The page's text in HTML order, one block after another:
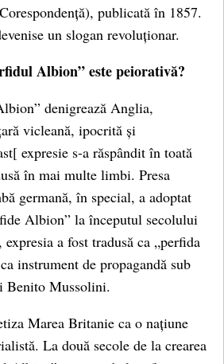
publicată în 1857.
un slogan revoluționar.
Albion” este peiorativă?
denigrează Anglia,
vicleană, ipocrită și
expresie s-a răspândit în toată
în mai multe limbi. Presa
germană, în special, a adoptat
Albion” la începutul secolului
a fost tradusă ca „perfida
instrument de propagandă sub
Benito Mussolini.
Marea Britanie ca o națiune
La două secole de la crearea